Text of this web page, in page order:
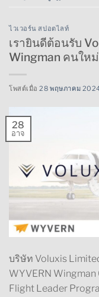
ไวเวอร์น สปอตไลท์
เรายินดีต้อนรับ
Wingman คนให
โพสต์เมื่อ28 พฤษภาคม
28
อาจ
บริษัท Voluxis
WYVERN
Flight Leader